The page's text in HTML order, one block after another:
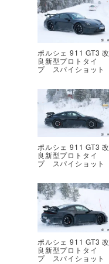
ポルシェ 911 GT3 改
良新型プロトタイ
プ スパイショット
ポルシェ 911 GT3 改
良新型プロトタイ
プ スパイショット
ポルシェ 911 GT3 改
良新型プロトタイ
プ スパイショット